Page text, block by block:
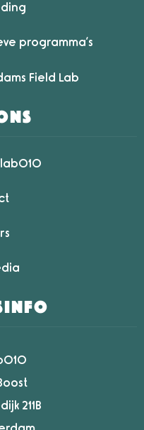
programma’s
Field Lab
211B